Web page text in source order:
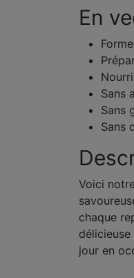
En
Sans
Sans
Sans
Voici
chaque
jour en